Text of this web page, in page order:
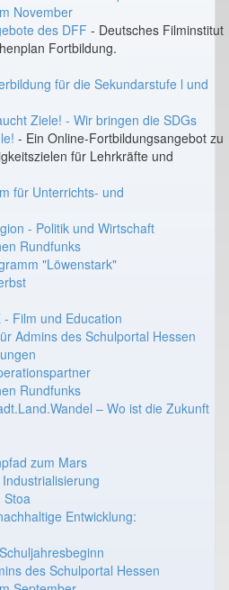
November
des DFF - Deutsches Filminstitut
Fortbildung.
für die Sekundarstufe l und
Ziele! - Wir bringen die SDGs
- Ein Online-Fortbildungsangebot zu
für Lehrkräfte und
für Unterrichts- und
- Politik und Wirtschaft
Rundfunks
"Löwenstark"
Film und Education
Admins des Schulportal Hessen
Rundfunks
– Wo ist die Zukunft
zum Mars
Stoa
Entwicklung:
des Schulportal Hessen